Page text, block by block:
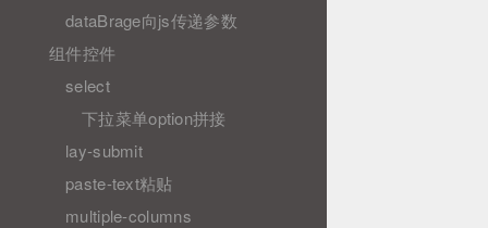
dataBrage向js传递参数
组件控件
select
下拉菜单option拼接
lay-submit
paste-text粘贴
multiple-columns